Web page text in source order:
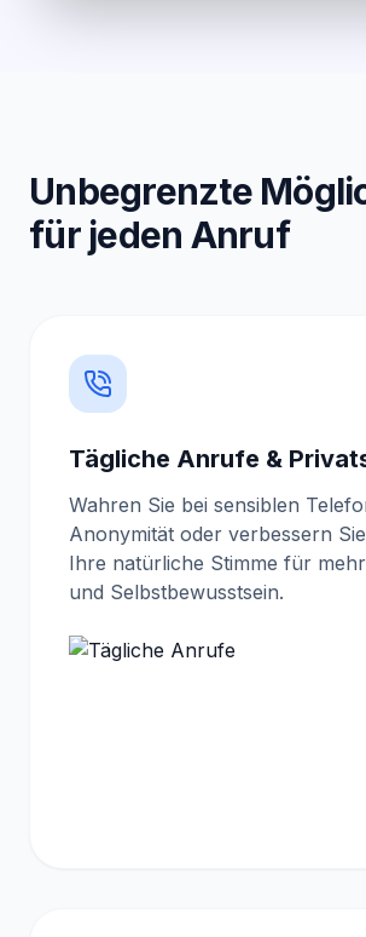
Unbegrenzte
für jeden Anruf
Tägliche Anrufe &
Wahren Sie bei sensiblen
Anonymität oder verbessern
Ihre natürliche Stimme für
und Selbstbewusstsein.